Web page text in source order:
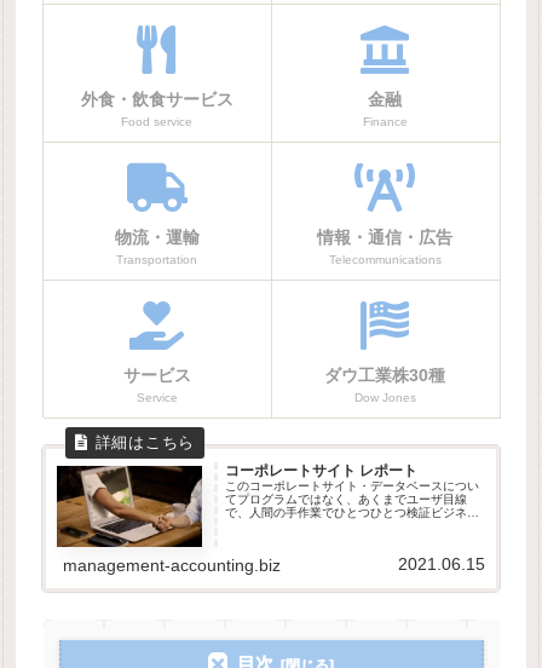
外食・飲食サービス
Food service
金融
Finance
物流・運輸
Transportation
情報・通信・広告
Telecommunications
サービス
Service
ダウ工業株30種
Dow Jones
コーポレートサイト レポート
このコーポレートサイト・データベースについ
てプログラムではなく、あくまでユーザ目線
で、人間の手作業でひとつひとつ検証ビジネ
management-accounting.biz 2021.06.15